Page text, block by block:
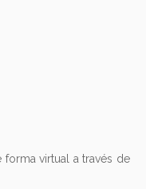
virtual a través de